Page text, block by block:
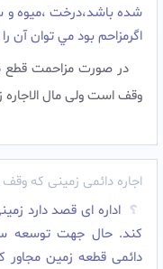
شده باشد،درخت ،ميوه و
اگرمزاحم بود مي توان آن
در صورت مزاحمت قطع
وقف است ولی مال الاجاره
اجاره دائمی زمینی که
اداره ای قصد دارد
کند. حال جهت توسعه
دائمى قطعه زمین مجاور